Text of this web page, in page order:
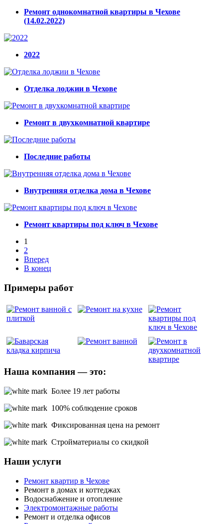
Ремонт однокомнатной квартиры в Чехове
(14.02.2022)
2022
Отделка лоджии в Чехове
Ремонт в двухкомнатной квартире
Последние работы
Внутренняя отделка дома в Чехове
Ремонт квартиры под ключ в Чехове
1
2
Вперед
В конец
Примеры работ
Наша компания — это:
Более 19 лет работы
100% соблюдение сроков
Фиксированная цена на ремонт
Стройматериалы со скидкой
Наши услуги
Ремонт квартир в Чехове
Ремонт в домах и коттеджах
Водоснабжение и отопление
Электромонтажные работы
Ремонт и отделка офисов